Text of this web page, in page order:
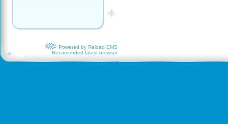
Powered by Relоаd СМS
Recomended latest browser